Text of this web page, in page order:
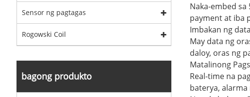
Sensor ng pagtagas
Rogowski Coil
bagong produkto
Naka-embed
payment at iba
Imbakan ng data
May data ng
daloy, oras ng
Matalinong
Real-time na
baterya,